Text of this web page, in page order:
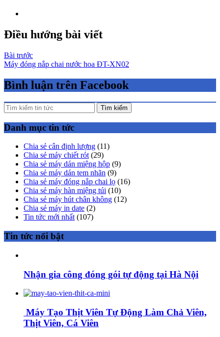
Điều hướng bài viết
Bài trước
Máy đóng nắp chai nước hoa ĐT-XN02
Bình luận trên Facebook
Tìm kiếm
Danh mục tin tức
Chia sẻ cân định lượng (11)
Chia sẻ máy chiết rót (29)
Chia sẻ máy dán miệng hộp (9)
Chia sẻ máy dán tem nhãn (9)
Chia sẻ máy đóng nắp chai lọ (16)
Chia sẻ máy hàn miệng túi (10)
Chia sẻ máy hút chân không (12)
Chia sẻ máy in date (2)
Tin tức mới nhất (107)
Tin tức nổi bật
Nhận gia công đóng gói tự động tại Hà Nội
Máy Tạo Thịt Viên Tự Động Làm Chả Viên,
Thịt Viên, Cá Viên